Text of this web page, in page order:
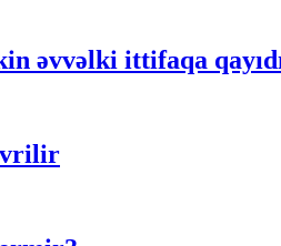
əvvəlki ittifaqa